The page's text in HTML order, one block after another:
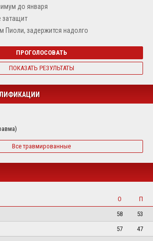
до января
затащит
Пиоли, задержится надолго
ПРОГОЛОСОВАТЬ
ПОКАЗАТЬ РЕЗУЛЬТАТЫ
Все травмированные
О
П
58
53
57
47